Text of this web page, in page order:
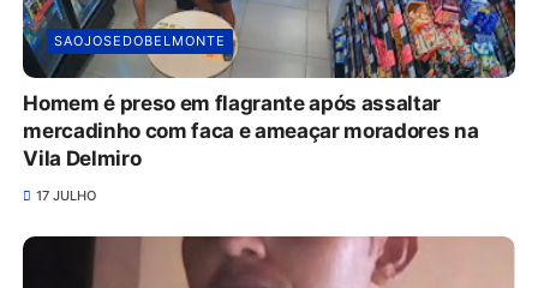
SAOJOSEDOBELMONTE
Homem é preso em flagrante após assaltar
mercadinho com faca e ameaçar moradores na
Vila Delmiro
17 JULHO